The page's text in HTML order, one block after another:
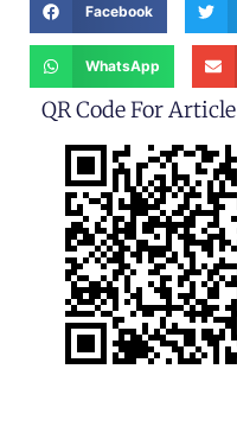
Facebook
WhatsApp
QR Code For Article